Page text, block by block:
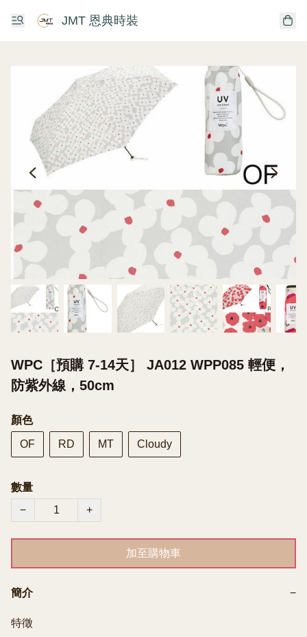
JMT 恩典時裝
WPC［預購 7-14天］ JA012 WPP085 輕便，
防紫外線，50cm
顏色
OF RD MT Cloudy
數量
−
+
加至購物車
簡介 −
特徵